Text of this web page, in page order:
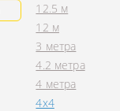
12.5 м
12 м
3 метра
4.2 метра
4 метра
4x4